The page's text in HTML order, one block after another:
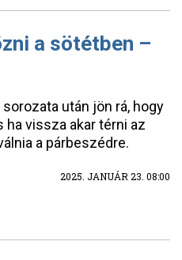
a sötétben –
után jön rá, hogy
ha vissza akar térni az
a párbeszédre.
2025. JANUÁR 23. 08:00